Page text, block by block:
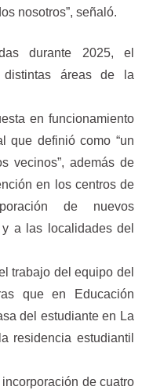
nosotros”, señaló.
durante 2025, el
distintas áreas de la
en funcionamiento
que definió como “un
vecinos”, además de
en los centros de
de nuevos
a las localidades del
trabajo del equipo del
que en Educación
del estudiante en La
residencia estudiantil
de cuatro